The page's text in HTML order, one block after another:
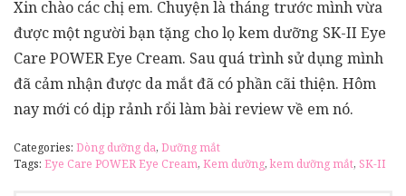
Xin chào các chị em. Chuyện là tháng trước mình vừa
được một người bạn tặng cho lọ kem dưỡng SK-II Eye
Care POWER Eye Cream. Sau quá trình sử dụng mình
đã cảm nhận được da mắt đã có phần cãi thiện. Hôm
nay mới có dịp rảnh rổi làm bài review về em nó.
Categories: Dòng dưỡng da, Dưỡng mắt
Tags: Eye Care POWER Eye Cream, Kem dưỡng,kem dưỡng mắt, SK-II